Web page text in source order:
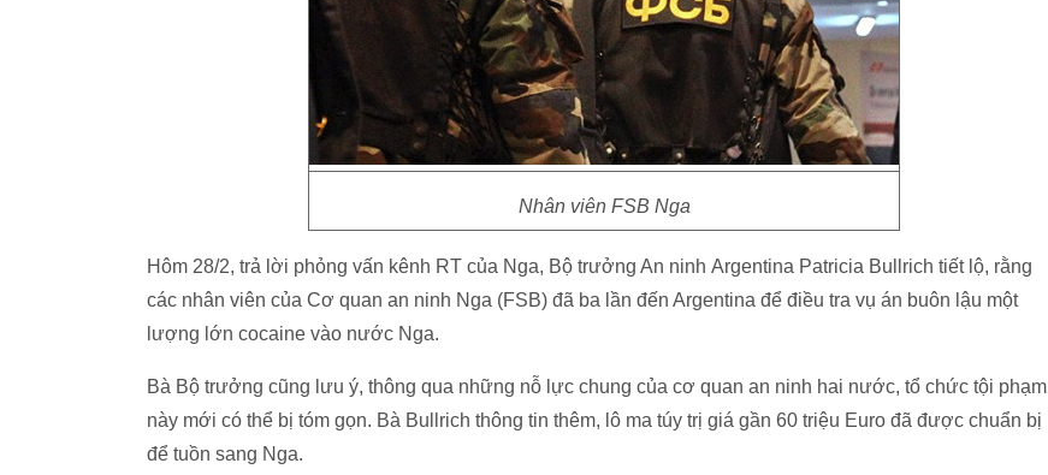
Nhân viên FSB Nga
Hôm 28/2, trả lời phỏng vấn kênh RT của Nga, Bộ trưởng An ninh Argentina Patricia Bullrich tiết lộ, rằng
các nhân viên của Cơ quan an ninh Nga (FSB) đã ba lần đến Argentina để điều tra vụ án buôn lậu một
lượng lớn cocaine vào nước Nga.
Bà Bộ trưởng cũng lưu ý, thông qua những nỗ lực chung của cơ quan an ninh hai nước, tổ chức tội phạm
này mới có thể bị tóm gọn. Bà Bullrich thông tin thêm, lô ma túy trị giá gần 60 triệu Euro đã được chuẩn bị
để tuồn sang Nga.